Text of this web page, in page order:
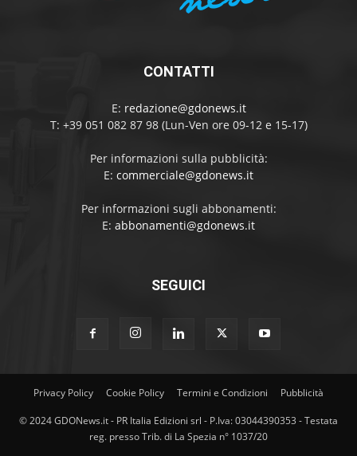
CONTATTI
E: redazione@gdonews.it
T: +39 051 082 87 98 (Lun-Ven ore 09-12 e 15-17)
Per informazioni sulla pubblicità:
E: commerciale@gdonews.it
Per informazioni sugli abbonamenti:
E: abbonamenti@gdonews.it
SEGUICI
Privacy Policy Cookie Policy Termini e Condizioni Pubblicità
© 2024 GDONews.it - PR Italia Edizioni srl - P.Iva: 03044390353 - Testata
reg. presso Trib. di La Spezia n° 1037/20